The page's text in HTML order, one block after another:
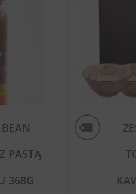
PASTĄ
368G